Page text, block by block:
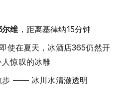
尔维 ，距离基律纳15分钟
在夏天，冰酒店365仍然开
惊叹的冰雕
步 —— 冰川水清澈透明